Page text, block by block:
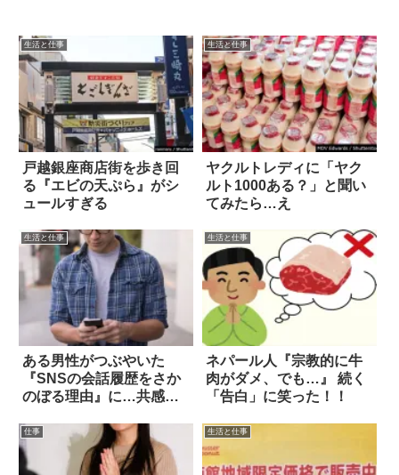
生活と仕事
戸越銀座商店街を歩き回
る『エビの天ぷら』がシ
ュールすぎる
生活と仕事
ヤクルトレディに「ヤク
ルト1000ある？」と聞い
てみたら…え
生活と仕事
ある男性がつぶやいた
『SNSの会話履歴をさか
のぼる理由』に…共感の
生活と仕事
ネパール人『宗教的に牛
肉がダメ、でも…』 続く
「告白」に笑った！！
仕事 生活と仕事